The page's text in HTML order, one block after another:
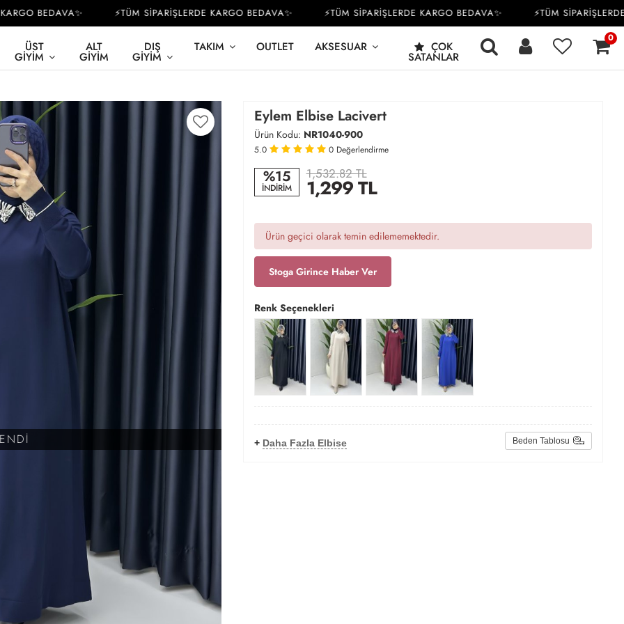
BEDAVA✨ ⚡TÜM SİPARİŞLERDE KARGO BEDAVA✨ ⚡TÜM SİPARİŞLERDE KARGO BEDAVA✨ ⚡TÜM SİPARİŞLERDE
ÜST
GIYIM
ALT
GIYIM
DIŞ
GIYIM
TAKIM OUTLET AKSESUAR ÇOK
SATANLAR
0
Eylem Elbise Lacivert
Ürün Kodu: NR1040-900
5.0 0 Değerlendirme
%15
İNDİRİM
1,532.82 TL
1,299TL
Ürün geçici olarak temin edilememektedir.
Stoga Girince Haber Ver
Renk Seçenekleri
+ Daha Fazla Elbise Beden Tablosu